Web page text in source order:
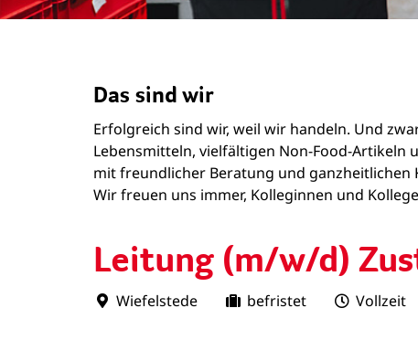
Leitung (m/w/d)
Wiefelstede befristet Vollzeit
Das sind wir
Erfolgreich sind wir, weil wir handeln. Und
Lebensmitteln, vielfältigen Non-Food-
mit freundlicher Beratung und ganzheitlichen
Wir freuen uns immer, Kolleginnen und